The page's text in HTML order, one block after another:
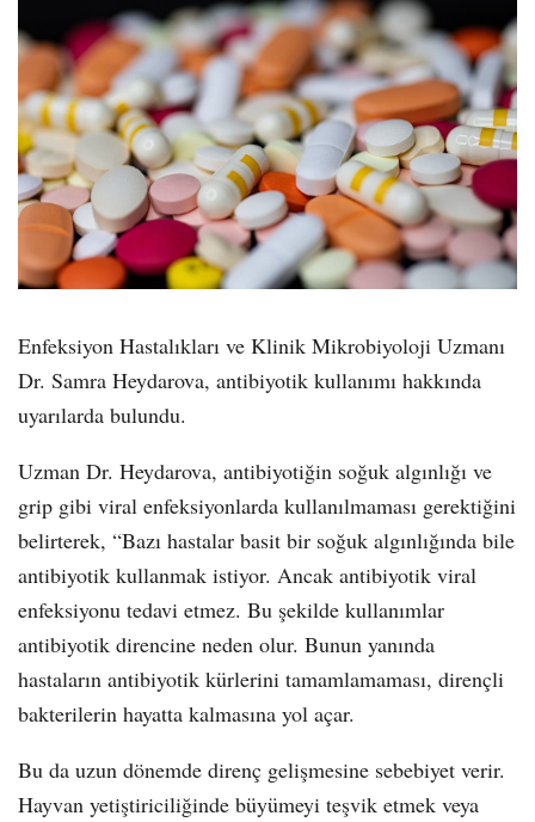
Enfeksiyon Hastalıkları ve Klinik Mikrobiyoloji Uzmanı
Dr. Samra Heydarova, antibiyotik kullanımı hakkında
uyarılarda bulundu.
Uzman Dr. Heydarova, antibiyotiğin soğuk algınlığı ve
grip gibi viral enfeksiyonlarda kullanılmaması gerektiğini
belirterek, “Bazı hastalar basit bir soğuk algınlığında bile
antibiyotik kullanmak istiyor. Ancak antibiyotik viral
enfeksiyonu tedavi etmez. Bu şekilde kullanımlar
antibiyotik direncine neden olur. Bunun yanında
hastaların antibiyotik kürlerini tamamlamaması, dirençli
bakterilerin hayatta kalmasına yol açar.
Bu da uzun dönemde direnç gelişmesine sebebiyet verir.
Hayvan yetiştiriciliğinde büyümeyi teşvik etmek veya